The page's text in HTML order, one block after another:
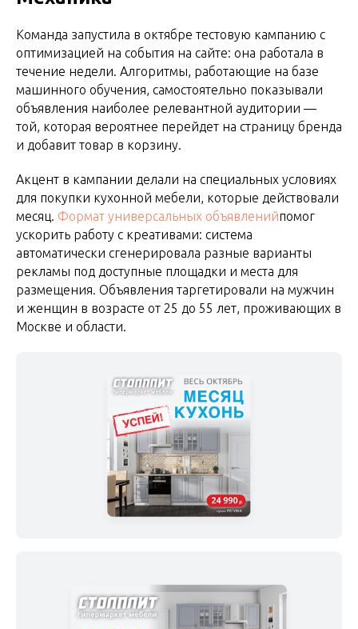
Команда запустила в октябре тестовую кампанию c
оптимизацией на события на сайте: она работала в
течение недели. Алгоритмы, работающие на базе
машинного обучения, самостоятельно показывали
объявления наиболее релевантной аудитории —
той, которая вероятнее перейдет на страницу бренда
и добавит товар в корзину.
Акцент в кампании делали на специальных условиях
для покупки кухонной мебели, которые действовали
месяц. Формат универсальных объявленийпомог
ускорить работу с креативами: система
автоматически сгенерировала разные варианты
рекламы под доступные площадки и места для
размещения. Объявления таргетировали на мужчин
и женщин в возрасте от 25 до 55 лет, проживающих в
Москве и области.